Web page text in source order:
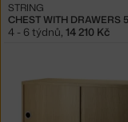
STRING
4 - 6 týdnů, 14 210 Kč